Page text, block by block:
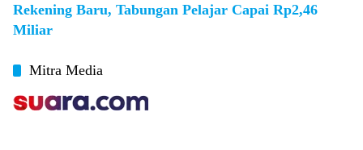
Rekening Baru, Tabungan Pelajar Capai Rp2,46
Miliar
Mitra Media